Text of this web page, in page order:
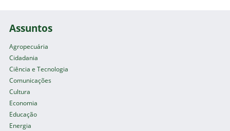
Assuntos
Agropecuária
Cidadania
Ciência e Tecnologia
Comunicações
Cultura
Economia
Educação
Energia